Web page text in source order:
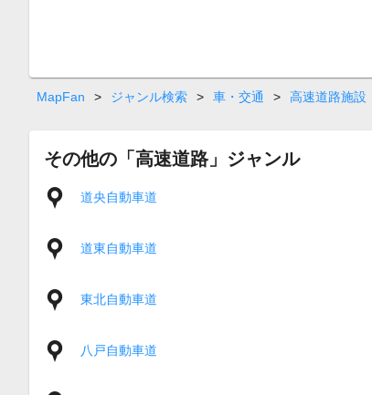
MapFan > ジャンル検索 > 車・交通 > 高速道路施設
その他の「高速道路」ジャンル
道央自動車道
道東自動車道
東北自動車道
八戸自動車道